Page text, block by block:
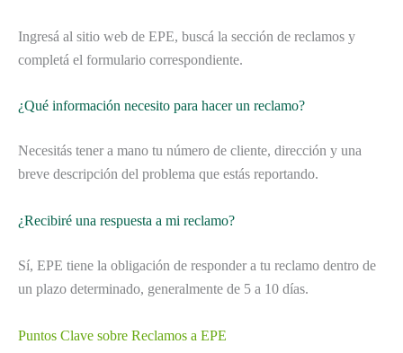
Ingresá al sitio web de EPE, buscá la sección de reclamos y
completá el formulario correspondiente.
¿Qué información necesito para hacer un reclamo?
Necesitás tener a mano tu número de cliente, dirección y una
breve descripción del problema que estás reportando.
¿Recibiré una respuesta a mi reclamo?
Sí, EPE tiene la obligación de responder a tu reclamo dentro de
un plazo determinado, generalmente de 5 a 10 días.
Puntos Clave sobre Reclamos a EPE